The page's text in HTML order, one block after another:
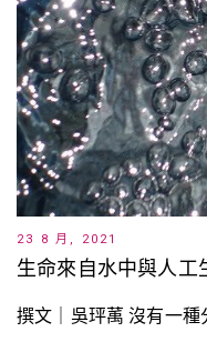
23 8 月, 2021
生命來自水中與人工
撰文｜吳玶萭 沒有一